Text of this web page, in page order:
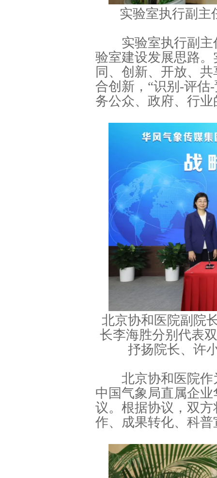
实验室执行副
实验室执行副主
验室建设发展思路。
同、创新、开放、
合创新，“识别-评估
务公众、政府、行
北京协和医院副院
长李海胜分别代表
抒扬院长、许
北京协和医院作
中国气象局直属企
议。根据协议，双
作、成果转化、科